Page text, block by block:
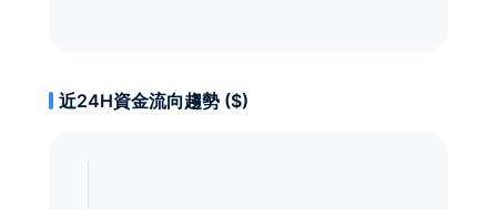
近24H資金流向趨勢 ($)